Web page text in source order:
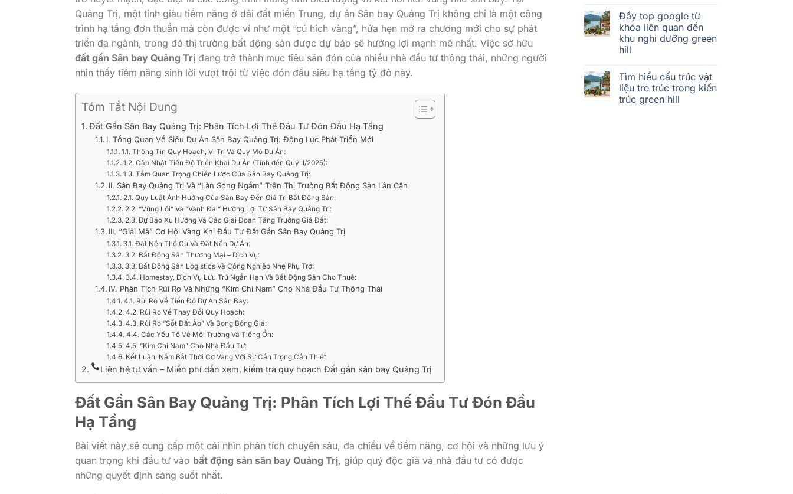
Quảng Trị, một tỉnh giàu tiềm năng ở dải đất miền Trung, dự án Sân bay Quảng Trị không chỉ là một công
trình hạ tầng đơn thuần mà còn được ví như một “cú hích vàng”, hứa hẹn mở ra chương mới cho sự phát
triển đa ngành, trong đó thị trường bất động sản được dự báo sẽ hưởng lợi mạnh mẽ nhất. Việc sở hữu
đất gần Sân bay Quảng Trị đang trở thành mục tiêu săn đón của nhiều nhà đầu tư thông thái, những người
nhìn thấy tiềm năng sinh lời vượt trội từ việc đón đầu siêu hạ tầng tỷ đô này.
Tóm Tắt Nội Dung
Đất Gần Sân Bay Quảng Trị: Phân Tích Lợi Thế Đầu Tư Đón Đầu Hạ Tầng
I. Tổng Quan Về Siêu Dự Án Sân Bay Quảng Trị: Động Lực Phát Triển Mới
1.1. Thông Tin Quy Hoạch, Vị Trí Và Quy Mô Dự Án:
1.2. Cập Nhật Tiến Độ Triển Khai Dự Án (Tính đến Quý II/2025):
1.3. Tầm Quan Trọng Chiến Lược Của Sân Bay Quảng Trị:
II. Sân Bay Quảng Trị Và “Làn Sóng Ngầm” Trên Thị Trường Bất Động Sản Lân Cận
2.1. Quy Luật Ảnh Hưởng Của Sân Bay Đến Giá Trị Bất Động Sản:
2.2. “Vùng Lõi” Và “Vành Đai” Hưởng Lợi Từ Sân Bay Quảng Trị:
2.3. Dự Báo Xu Hướng Và Các Giai Đoạn Tăng Trưởng Giá Đất:
III. “Giải Mã” Cơ Hội Vàng Khi Đầu Tư Đất Gần Sân Bay Quảng Trị
3.1. Đất Nền Thổ Cư Và Đất Nền Dự Án:
3.2. Bất Động Sản Thương Mại – Dịch Vụ:
3.3. Bất Động Sản Logistics Và Công Nghiệp Nhẹ Phụ Trợ:
3.4. Homestay, Dịch Vụ Lưu Trú Ngắn Hạn Và Bất Động Sản Cho Thuê:
IV. Phân Tích Rủi Ro Và Những “Kim Chỉ Nam” Cho Nhà Đầu Tư Thông Thái
4.1. Rủi Ro Về Tiến Độ Dự Án Sân Bay:
4.2. Rủi Ro Về Thay Đổi Quy Hoạch:
4.3. Rủi Ro “Sốt Đất Ảo” Và Bong Bóng Giá:
4.4. Các Yếu Tố Về Môi Trường Và Tiếng Ồn:
4.5. “Kim Chỉ Nam” Cho Nhà Đầu Tư:
Kết Luận: Nắm Bắt Thời Cơ Vàng Với Sự Cẩn Trọng Cần Thiết
Liên hệ tư vấn – Miễn phí dẫn xem, kiểm tra quy hoạch Đất gần sân bay Quảng Trị
Đất Gần Sân Bay Quảng Trị: Phân Tích Lợi Thế Đầu Tư Đón Đầu
Hạ Tầng
Bài viết này sẽ cung cấp một cái nhìn phân tích chuyên sâu, đa chiều về tiềm năng, cơ hội và những lưu ý
quan trọng khi đầu tư vào bất động sản sân bay Quảng Trị, giúp quý độc giả và nhà đầu tư có được
những quyết định sáng suốt nhất.
Đẩy top google từ
khóa liên quan đến
khu nghỉ dưỡng green
hill
Tìm hiểu cấu trúc vật
liệu tre trúc trong kiến
trúc green hill